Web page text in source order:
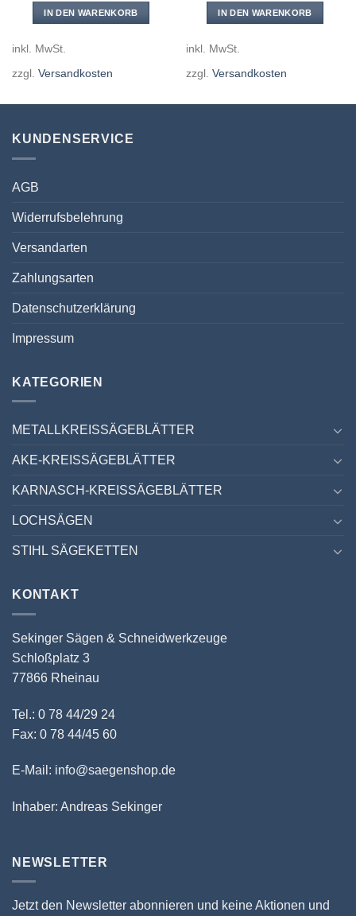
IN DEN WARENKORB
inkl. MwSt.
zzgl. Versandkosten
IN DEN WARENKORB
inkl. MwSt.
zzgl. Versandkosten
KUNDENSERVICE
AGB
Widerrufsbelehrung
Versandarten
Zahlungsarten
Datenschutzerklärung
Impressum
KATEGORIEN
METALLKREISSÄGEBLÄTTER
AKE-KREISSÄGEBLÄTTER
KARNASCH-KREISSÄGEBLÄTTER
LOCHSÄGEN
STIHL SÄGEKETTEN
KONTAKT
Sekinger Sägen & Schneidwerkzeuge
Schloßplatz 3
77866 Rheinau
Tel.: 0 78 44/29 24
Fax: 0 78 44/45 60
E-Mail: info@saegenshop.de
Inhaber: Andreas Sekinger
NEWSLETTER
Jetzt den Newsletter abonnieren und keine Aktionen und